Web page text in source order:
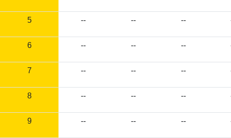
5 -- -- --
6 -- -- --
7 -- -- --
8 -- -- --
9 -- -- --